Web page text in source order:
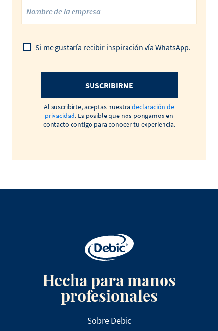
Si me gustaría recibir inspiración vía WhatsApp.
SUSCRIBIRME
Al suscribirte, aceptas nuestra declaración de
privacidad. Es posible que nos pongamos en
contacto contigo para conocer tu experiencia.
Hecha para manos
profesionales
Sobre Debic